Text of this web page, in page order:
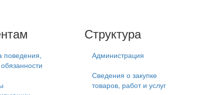
поведения,
Структура
Администрация
Сведения о закупке
товаров, работ и услуг